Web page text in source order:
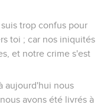
trop confus pour
toi ; car nos iniquités
et notre crime s'est
aujourd'hui nous
avons été livrés à